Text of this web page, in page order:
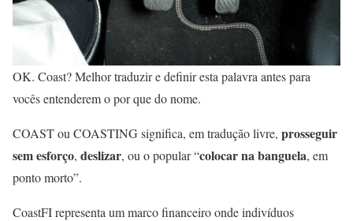
OK. Coast? Melhor traduzir e definir esta palavra antes para
vocês entenderem o por que do nome.
COAST ou COASTING significa, em tradução livre, prosseguir
sem esforço, deslizar, ou o popular “colocar na banguela, em
ponto morto”.
CoastFI representa um marco financeiro onde indivíduos